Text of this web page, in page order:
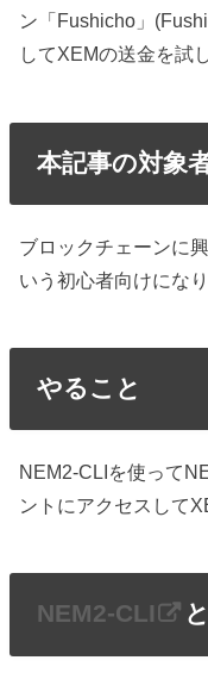
ン「Fushicho」
してXEMの送金を試
本記事の対象
ブロックチェーンに
いう初心者向けになり
やること
NEM2-CLIを使って
ントにアクセスして
NEM2-CLI